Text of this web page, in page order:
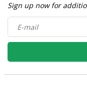
Sign up now for